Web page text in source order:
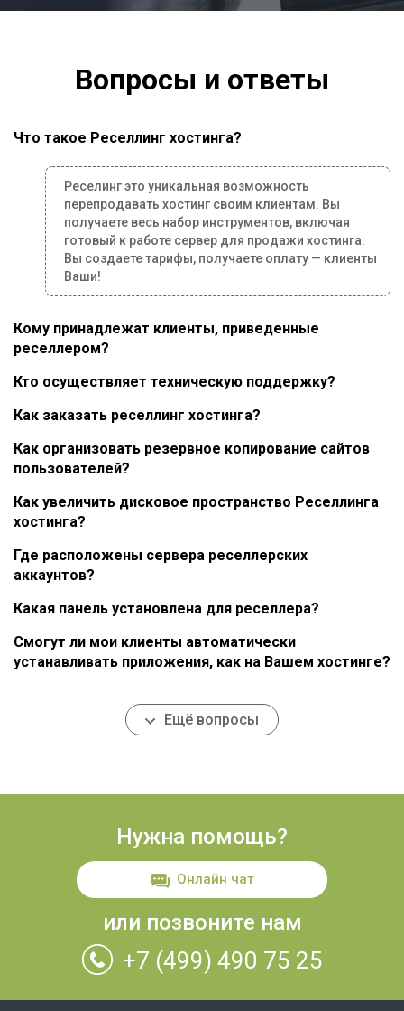
Вопросы и ответы
Что такое Реселлинг хостинга?
Реселинг это уникальная возможность
перепродавать хостинг своим клиентам. Вы
получаете весь набор инструментов, включая
готовый к работе сервер для продажи хостинга.
Вы создаете тарифы, получаете оплату — клиенты
Ваши!
Кому принадлежат клиенты, приведенные
реселлером?
Кто осуществляет техническую поддержку?
Как заказать реселлинг хостинга?
Как организовать резервное копирование сайтов
пользователей?
Как увеличить дисковое пространство Реселлинга
хостинга?
Где расположены сервера реселлерских
аккаунтов?
Какая панель установлена для реселлера?
Смогут ли мои клиенты автоматически
устанавливать приложения, как на Вашем хостинге?
Ещё вопросы
Нужна помощь?
Онлайн чат
или позвоните нам
+7 (499) 490 75 25